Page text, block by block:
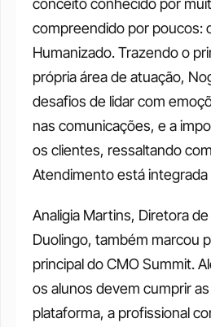
conceito conhecido por
compreendido por poucos:
Humanizado. Trazendo o
própria área de atuação,
desafios de lidar com
nas comunicações, e a
os clientes, ressaltando
Atendimento está
Analigia Martins, Diretora
Duolingo, também marcou
principal do CMO Summit.
os alunos devem cumprir
plataforma, a profissional